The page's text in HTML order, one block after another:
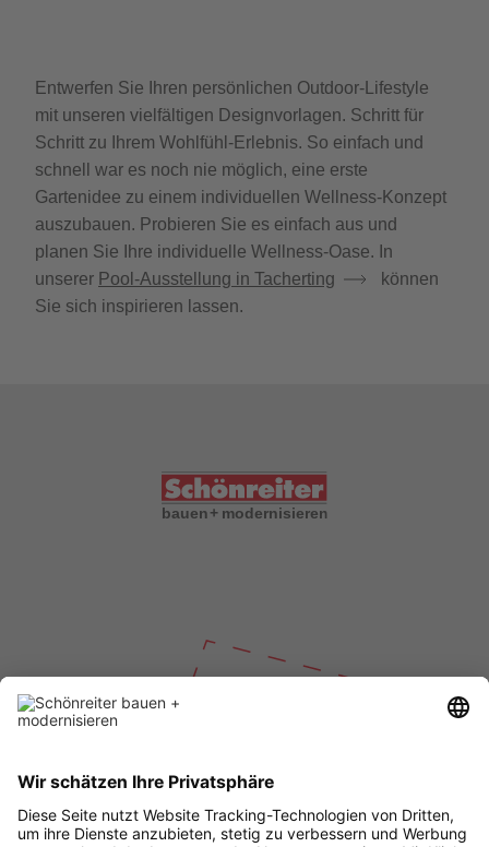
Entwerfen Sie Ihren persönlichen Outdoor-Lifestyle
mit unseren vielfältigen Designvorlagen. Schritt für
Schritt zu Ihrem Wohlfühl-Erlebnis. So einfach und
schnell war es noch nie möglich, eine erste
Gartenidee zu einem individuellen Wellness-Konzept
auszubauen. Probieren Sie es einfach aus und
planen Sie Ihre individuelle Wellness-Oase. In
unserer Pool-Ausstellung in Tacherting
können
Sie sich inspirieren lassen.